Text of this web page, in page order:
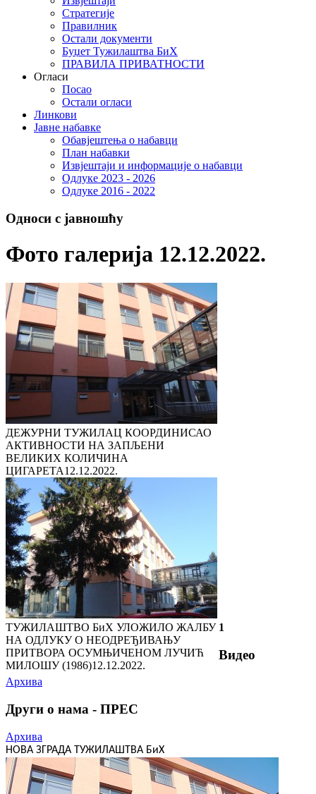
Стратегије
Правилник
Остали документи
Буџет Тужилаштва БиХ
ПРАВИЛА ПРИВАТНОСТИ
Огласи
Посао
Остали огласи
Линкови
Јавне набавке
Обавјештења о набавци
План набавки
Извјештаји и информације о набавци
Одлуке 2023 - 2026
Одлуке 2016 - 2022
Односи с јавношћу
Фото галерија 12.12.2022.
ДЕЖУРНИ ТУЖИЛАЦ КООРДИНИСАО
АКТИВНОСТИ НА ЗАПЉЕНИ
ВЕЛИКИХ КОЛИЧИНА
ЦИГАРЕТА12.12.2022.
ТУЖИЛАШТВО БиХ УЛОЖИЛО ЖАЛБУ
НА ОДЛУКУ О НЕОДРЕЂИВАЊУ
ПРИТВОРА ОСУМЊИЧЕНОМ ЛУЧИЋ
МИЛОШУ (1986)12.12.2022.
1
Видео
Архива
Други о нама - ПРЕС
Архива
НОВА ЗГРАДА ТУЖИЛАШТВА БиХ